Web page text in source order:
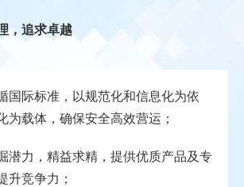
，追求卓越
国际标准，以规范化和信息化为依
为载体，确保安全高效营运；
潜力，精益求精，提供优质产品及专
升竞争力；